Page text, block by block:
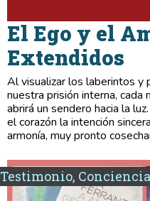
El Ego y el
Extendidos
Al visualizar los laberintos y
nuestra prisión interna, cada
abrirá un sendero hacia la
el corazón la intención
armonía, muy pronto
Testimonio,